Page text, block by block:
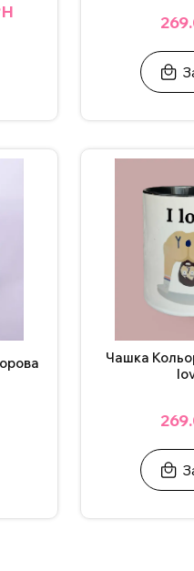
Чашка